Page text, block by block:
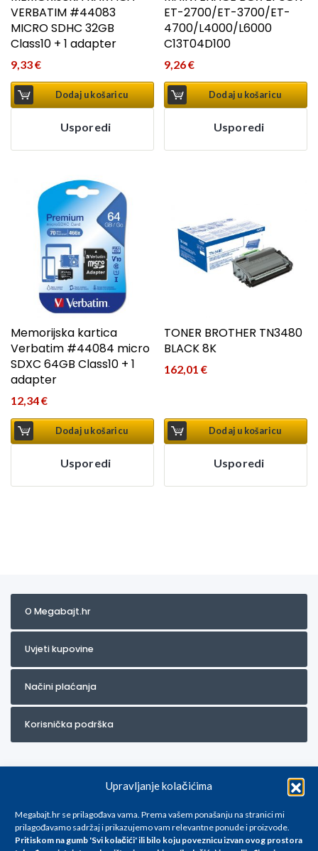
Upravljanje kolačićima
Megabajt.hr se prilagođava vama. Prema vašem ponašanju na stranici mi
prilagođavamo sadržaj i prikazujemo vam relevantne ponude i proizvode.
Pritiskom na gumb 'Svi kolačići' ili bilo koju poveznicu izvan ovog prostora
VERBATIM #44083
MICRO SDHC 32GB
Class10 + 1 adapter
9,33€
Dodaj u košaricu
Usporedi
ET-2700/ET-3700/ET-
4700/L4000/L6000
C13T04D100
9,26€
Dodaj u košaricu
Usporedi
Memorijska kartica
Verbatim #44084 micro
SDXC 64GB Class10 + 1
adapter
12,34€
Dodaj u košaricu
Usporedi
TONER BROTHER TN3480
BLACK 8K
162,01€
Dodaj u košaricu
Usporedi
O Megabajt.hr
Uvjeti kupovine
Načini plaćanja
Korisnička podrška
Za artikle kojih trenutno nema u ponudi obratite nam se na